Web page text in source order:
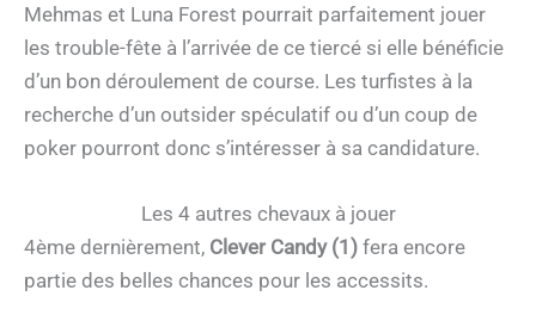
Mehmas et Luna Forest pourrait parfaitement jouer
les trouble-fête à l’arrivée de ce tiercé si elle bénéficie
d’un bon déroulement de course. Les turfistes à la
recherche d’un outsider spéculatif ou d’un coup de
poker pourront donc s’intéresser à sa candidature.
Les 4 autres chevaux à jouer
4ème dernièrement, Clever Candy (1) fera encore
partie des belles chances pour les accessits.